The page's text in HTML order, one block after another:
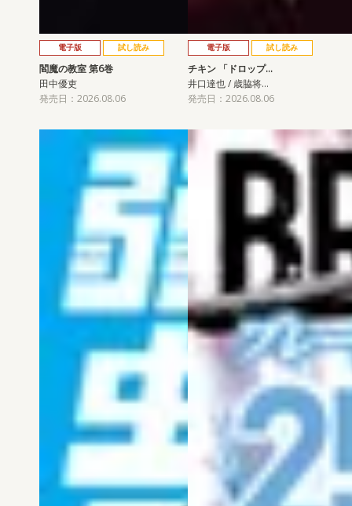
電子版 試し読み
閻魔の教室 第6巻
田中優吏
発売日：2026.08.06
電子版 試し読み
チキン 「ドロップ…
井口達也 / 歳脇将…
発売日：2026.08.06